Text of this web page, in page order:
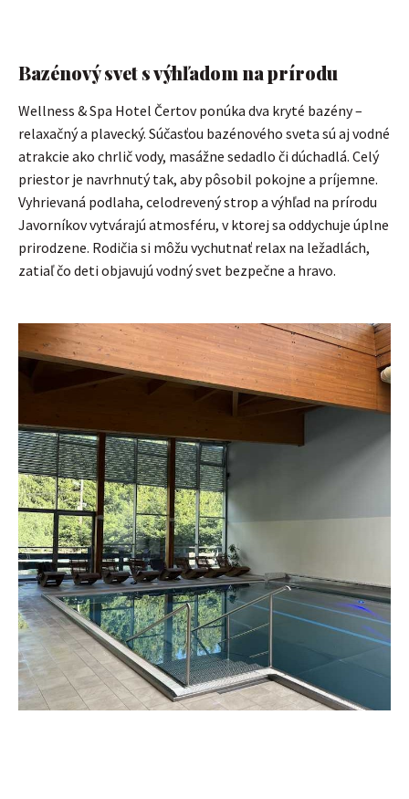
Bazénový svet s výhľadom na prírodu
Wellness & Spa Hotel Čertov ponúka dva kryté bazény –
relaxačný a plavecký. Súčasťou bazénového sveta sú aj vodné
atrakcie ako chrlič vody, masážne sedadlo či dúchadlá. Celý
priestor je navrhnutý tak, aby pôsobil pokojne a príjemne.
Vyhrievaná podlaha, celodrevený strop a výhľad na prírodu
Javorníkov vytvárajú atmosféru, v ktorej sa oddychuje úplne
prirodzene. Rodičia si môžu vychutnať relax na ležadlách,
zatiaľ čo deti objavujú vodný svet bezpečne a hravo.